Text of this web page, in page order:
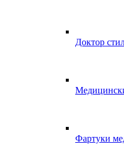
Доктор
Фартуки